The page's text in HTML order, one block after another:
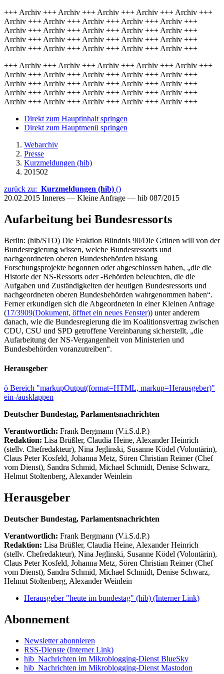
+++ Archiv +++ Archiv +++ Archiv +++ Archiv +++ Archiv +++
Archiv +++ Archiv +++ Archiv +++ Archiv +++ Archiv +++
Archiv +++ Archiv +++ Archiv +++ Archiv +++ Archiv +++
Archiv +++ Archiv +++ Archiv +++ Archiv +++ Archiv +++
Archiv +++ Archiv +++ Archiv +++ Archiv +++ Archiv +++
+++ Archiv +++ Archiv +++ Archiv +++ Archiv +++ Archiv +++
Archiv +++ Archiv +++ Archiv +++ Archiv +++ Archiv +++
Archiv +++ Archiv +++ Archiv +++ Archiv +++ Archiv +++
Archiv +++ Archiv +++ Archiv +++ Archiv +++ Archiv +++
Archiv +++ Archiv +++ Archiv +++ Archiv +++ Archiv +++
Direkt zum Hauptinhalt springen
Direkt zum Hauptmenü springen
Webarchiv
Presse
Kurzmeldungen (hib)
201502
zurück zu: Kurzmeldungen (hib) ()
20.02.2015 Inneres — Kleine Anfrage — hib 087/2015
Aufarbeitung bei Bundesressorts
Berlin: (hib/STO) Die Fraktion Bündnis 90/Die Grünen will von der
Bundesregierung wissen, welche Bundesressorts und
nachgeordneten oberen Bundesbehörden bislang
Forschungsprojekte begonnen oder abgeschlossen haben, „die die
Historie der NS-Ressorts oder -Behörden beleuchten, die die
Aufgaben und Zuständigkeiten der heutigen Bundesressorts und
nachgeordneten oberen Bundesbehörden wahrgenommen haben“.
Ferner erkundigen sich die Abgeordneten in einer Kleinen Anfrage
(17/3909(Dokument, öffnet ein neues Fenster)) unter anderem
danach, wie die Bundesregierung die im Koalitionsvertrag zwischen
CDU, CSU und SPD getroffene Vereinbarung sicherstellt, „die
Aufarbeitung der NS-Vergangenheit von Ministerien und
Bundesbehörden voranzutreiben“.
Herausgeber
ö Bereich "markupOutput(format=HTML, markup=Herausgeber)"
ein-/ausklappen
Deutscher Bundestag, Parlamentsnachrichten
Verantwortlich: Frank Bergmann (V.i.S.d.P.)
Redaktion: Lisa Brüßler, Claudia Heine, Alexander Heinrich
(stellv. Chefredakteur), Nina Jeglinski, Susanne Ködel (Volontärin),
Claus Peter Kosfeld, Johanna Metz, Sören Christian Reimer (Chef
vom Dienst), Sandra Schmid, Michael Schmidt, Denise Schwarz,
Helmut Stoltenberg, Alexander Weinlein
Herausgeber
Deutscher Bundestag, Parlamentsnachrichten
Verantwortlich: Frank Bergmann (V.i.S.d.P.)
Redaktion: Lisa Brüßler, Claudia Heine, Alexander Heinrich
(stellv. Chefredakteur), Nina Jeglinski, Susanne Ködel (Volontärin),
Claus Peter Kosfeld, Johanna Metz, Sören Christian Reimer (Chef
vom Dienst), Sandra Schmid, Michael Schmidt, Denise Schwarz,
Helmut Stoltenberg, Alexander Weinlein
Herausgeber "heute im bundestag" (hib) (Interner Link)
Abonnement
Newsletter abonnieren
RSS-Dienste (Interner Link)
hib_Nachrichten im Mikroblogging-Dienst BlueSky
hib_Nachrichten im Mikroblogging-Dienst Mastodon